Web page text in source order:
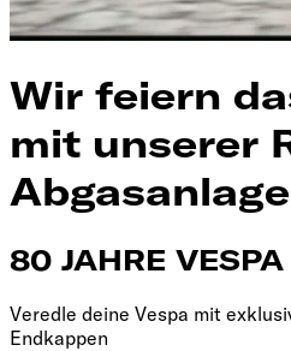
Wir feiern
mit unserer
Abgasanlage
80 JAHRE VESPA
Veredle deine Vespa mit
Endkappen